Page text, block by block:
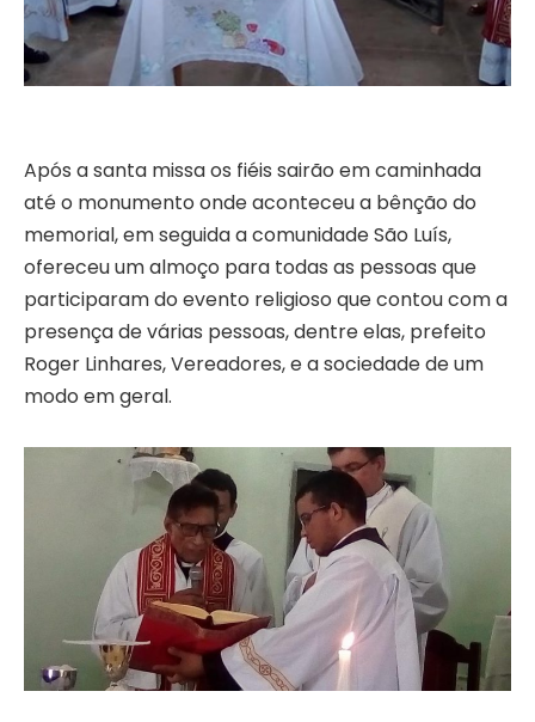
Após a santa missa os fiéis sairão em caminhada
até o monumento onde aconteceu a bênção do
memorial, em seguida a comunidade São Luís,
ofereceu um almoço para todas as pessoas que
participaram do evento religioso que contou com a
presença de várias pessoas, dentre elas, prefeito
Roger Linhares, Vereadores, e a sociedade de um
modo em geral.